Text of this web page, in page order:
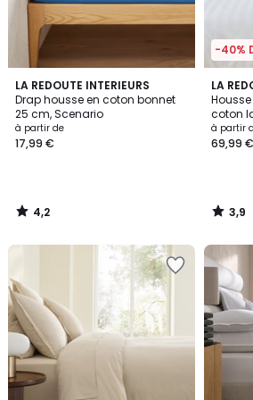
LA REDOUTE INTERIEURS
Drap housse en coton bonnet
25 cm, Scenario
à partir de
17,99 €
4,2
/ 5
4,2
/
-40%
LA
coton
à partir
69,99 €
3,9
/ 5
8
3,9
/